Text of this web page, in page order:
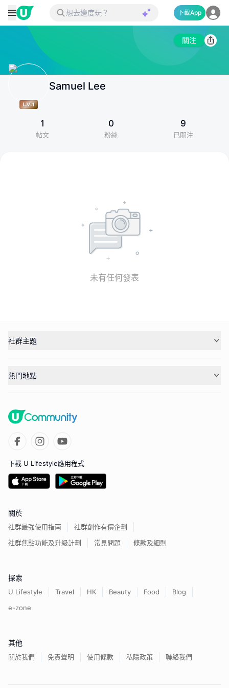
下載App
關注
Samuel Lee
1
帖文
0
粉絲
9
已關注
未有任何發表
社群主題
熱門地點
下載 U Lifestyle應用程式
關於
社群最強使用指南
社群創作有價企劃
社群焦點功能及升級計劃
常見問題 條款及細則
探索
U Lifestyle Travel HK Beauty Food
Blog
e-zone
其他
關於我們 免責聲明 使用條款 私隱政策 聯絡我們